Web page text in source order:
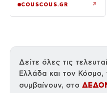
COUSCOUS.GR ↗
Δείτε όλες τις
Ελλάδα και τον Κόσμο,
συμβαίνουν, στο